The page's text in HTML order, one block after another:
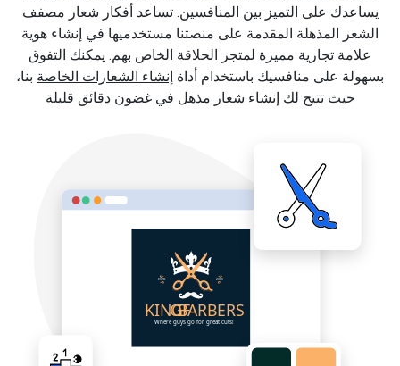
يساعدك على التميز بين المنافسين. تساعد أفكار شعار مصفف
الشعر المذهلة المقدمة على منصتنا مستخدميها في إنشاء هوية
علامة تجارية مميزة لمتجر الحلاقة الخاص بهم. يمكنك التفوق
بسهولة على منافسيك باستخدام أداة إنشاء الشعارات الخاصة بنا،
حيث تتيح لك إنشاء شعار مذهل في غضون دقائق قليلة